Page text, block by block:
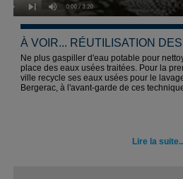
À VOIR... RÉUTILISATION
Ne plus gaspiller d'eau potable pour
place des eaux usées traitées. Pour la
ville recycle ses eaux usées pour le
Bergerac, à l'avant-garde de ces
Lire la